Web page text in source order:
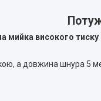
мийка високого
а довжина шнура 5